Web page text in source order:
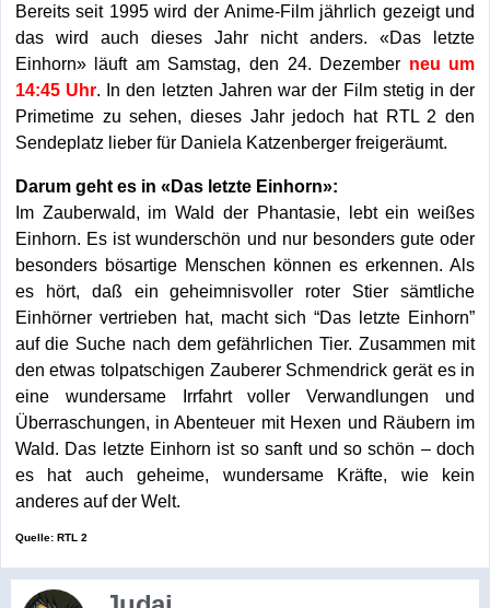
Bereits seit 1995 wird der Anime-Film jährlich gezeigt und
das wird auch dieses Jahr nicht anders. «Das letzte
Einhorn» läuft am Samstag, den 24. Dezember neu um
14:45 Uhr. In den letzten Jahren war der Film stetig in der
Primetime zu sehen, dieses Jahr jedoch hat RTL 2 den
Sendeplatz lieber für Daniela Katzenberger freigeräumt.
Darum geht es in «Das letzte Einhorn»:
Im Zauberwald, im Wald der Phantasie, lebt ein weißes
Einhorn. Es ist wunderschön und nur besonders gute oder
besonders bösartige Menschen können es erkennen. Als
es hört, daß ein geheimnisvoller roter Stier sämtliche
Einhörner vertrieben hat, macht sich “Das letzte Einhorn”
auf die Suche nach dem gefährlichen Tier. Zusammen mit
den etwas tolpatschigen Zauberer Schmendrick gerät es in
eine wundersame Irrfahrt voller Verwandlungen und
Überraschungen, in Abenteuer mit Hexen und Räubern im
Wald. Das letzte Einhorn ist so sanft und so schön – doch
es hat auch geheime, wundersame Kräfte, wie kein
anderes auf der Welt.
Quelle: RTL 2